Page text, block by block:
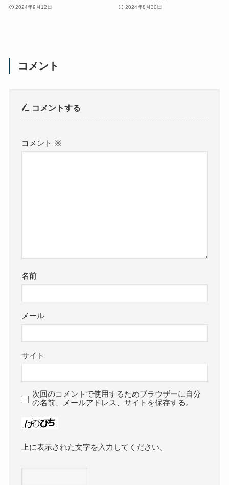
2024年9月12日 2024年8月30日
コメント
コメントする
コメント ※
名前
メール
サイト
次回のコメントで使用するためブラウザーに自分
の名前、メールアドレス、サイトを保存する。
上に表示された文字を入力してください。